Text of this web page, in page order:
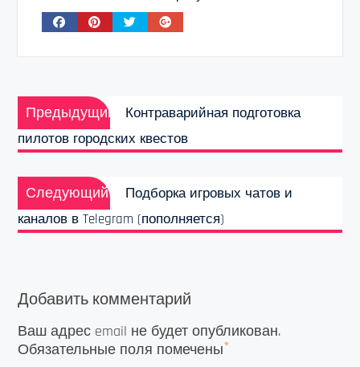
Навигация
по
записям
Предыдущий
Предыдущая
запись:
Контраварийная подготовка
пилотов городских квестов
Следующий
Следующая
запись:
Подборка игровых чатов и
каналов в Telegram (пополняется)
Добавить комментарий
Ваш адрес email не будет опубликован.
Обязательные поля помечены*